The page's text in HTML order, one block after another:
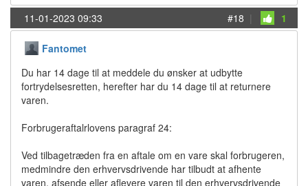
11-01-2023 09:33 #18 | 1
Fantomet
Du har 14 dage til at meddele du ønsker at udbytte
fortrydelsesretten, herefter har du 14 dage til at returnere
varen.
Forbrugeraftalrlovens paragraf 24:
Ved tilbagetræden fra en aftale om en vare skal forbrugeren,
medmindre den erhvervsdrivende har tilbudt at afhente
varen, afsende eller aflevere varen til den erhvervsdrivende